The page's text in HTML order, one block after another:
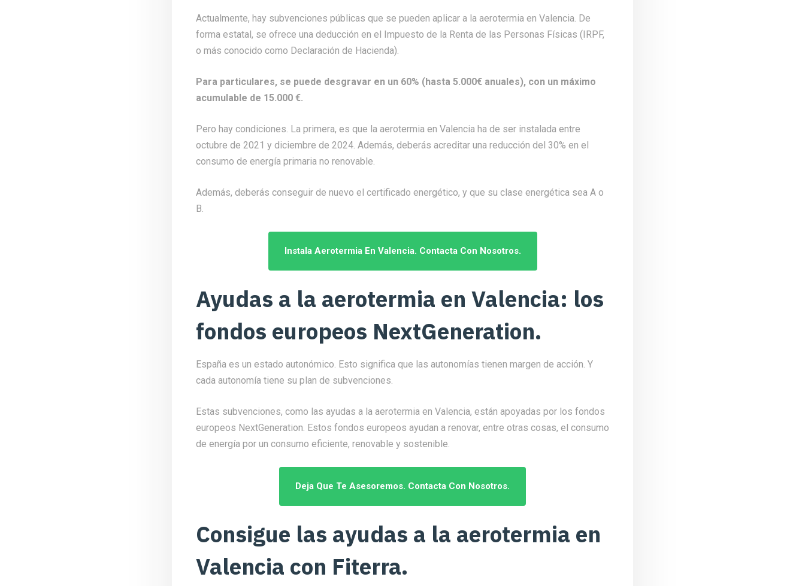
Actualmente, hay subvenciones públicas que se pueden aplicar a la aerotermia en Valencia. De
forma estatal, se ofrece una deducción en el Impuesto de la Renta de las Personas Físicas (IRPF,
o más conocido como Declaración de Hacienda).
Para particulares, se puede desgravar en un 60% (hasta 5.000€ anuales), con un máximo
acumulable de 15.000 €.
Pero hay condiciones. La primera, es que la aerotermia en Valencia ha de ser instalada entre
octubre de 2021 y diciembre de 2024. Además, deberás acreditar una reducción del 30% en el
consumo de energía primaria no renovable.
Además, deberás conseguir de nuevo el certificado energético, y que su clase energética sea A o
B.
Instala Aerotermia En Valencia. Contacta Con Nosotros.
Ayudas a la aerotermia en Valencia: los
fondos europeos NextGeneration.
España es un estado autonómico. Esto significa que las autonomías tienen margen de acción. Y
cada autonomía tiene su plan de subvenciones.
Estas subvenciones, como las ayudas a la aerotermia en Valencia, están apoyadas por los fondos
europeos NextGeneration. Estos fondos europeos ayudan a renovar, entre otras cosas, el consumo
de energía por un consumo eficiente, renovable y sostenible.
Deja Que Te Asesoremos. Contacta Con Nosotros.
Consigue las ayudas a la aerotermia en
Valencia con Fiterra.